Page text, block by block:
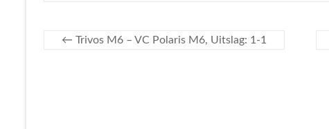
← Trivos M6 – VC Polaris M6, Uitslag: 1-1